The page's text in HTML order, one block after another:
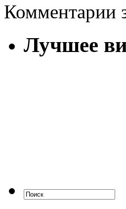
Комментарии
Лучшее